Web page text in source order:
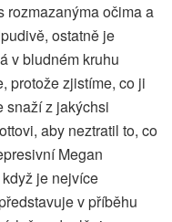
rozmazanýma očima a
ostatně je
v bludném kruhu
protože zjistíme, co ji
snaží z jakýchsi
aby neztratil to, co
Megan
je nejvíce
v příběhu